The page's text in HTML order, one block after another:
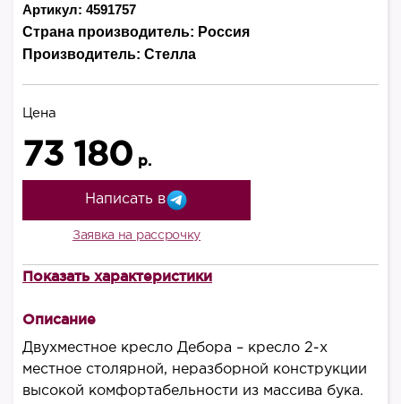
Артикул: 4591757
Страна производитель: Россия
Производитель: Стелла
Цена
73 180 р.
Написать в
Заявка на рассрочку
Высота, мм
Ширина, мм
1200
Показать характеристики
Описание
Двухместное кресло Дебора – кресло 2-х
местное столярной, неразборной конструкции
высокой комфортабельности из массива бука.